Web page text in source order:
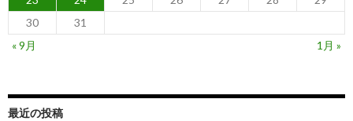
30
31
« 9月
1月 »
最近の投稿